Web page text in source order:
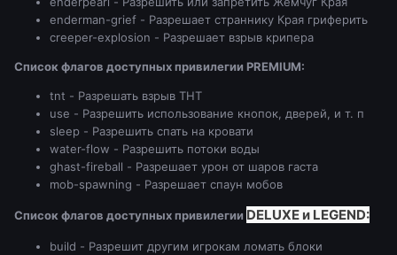
enderman-grief - Разрешает страннику Края гриферить
creeper-explosion - Разрешает взрыв крипера
Список флагов доступных привилегии PREMIUM:
tnt - Разрешать взрыв ТНТ
use - Разрешить использование кнопок, дверей, и т. п
sleep - Разрешить спать на кровати
water-flow - Разрешить потоки воды
ghast-fireball - Разрешает урон от шаров гаста
mob-spawning - Разрешает спаун мобов
Список флагов доступных привилегии DELUXE и LEGEND:
build - Разрешит другим игрокам ломать блоки